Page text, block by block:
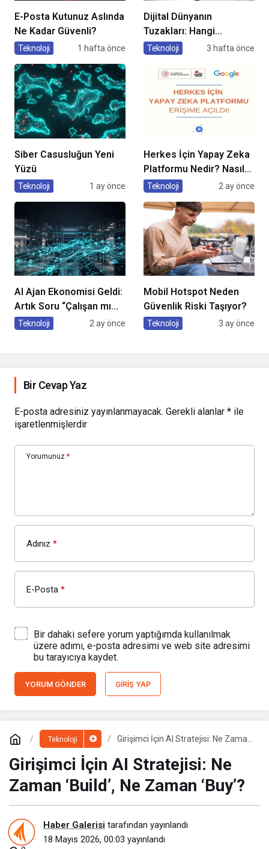
E-Posta Kutunuz Aslında
Ne Kadar Güvenli?
Teknoloji 1 hafta önce
Dijital Dünyanın
Tuzakları: Hangi
Yöntemleri
Teknoloji 3 hafta önce
Siber Casusluğun Yeni
Yüzü
Teknoloji 1 ay önce
Herkes İçin Yapay Zeka
Platformu Nedir? Nasıl
Kullanılır?
Teknoloji 2 ay önce
AI Ajan Ekonomisi Geldi:
Artık Soru “Çalışan mı
Olacaksın, Çalıştıran
Teknoloji 2 ay önce
Mobil Hotspot Neden
Güvenlik Riski Taşıyor?
Teknoloji 3 ay önce
Bir Cevap Yaz
E-posta adresiniz yayınlanmayacak. Gerekli alanlar * ile
işaretlenmişlerdir
Yorumunuz *
Adınız *
E-Posta *
Bir dahaki sefere yorum yaptığımda kullanılmak
üzere adımı, e-posta adresimi ve web site adresimi
bu tarayıcıya kaydet.
YORUM GÖNDER GIRIŞ YAP
Teknoloji
Girişimci İçin AI Stratejisi: Ne Zaman
Girişimci İçin AI Stratejisi: Ne
Zaman ‘Build’, Ne Zaman ‘Buy’?
Haber Galerisi tarafından yayınlandı
18 Mayıs 2026, 00:03 yayınlandı